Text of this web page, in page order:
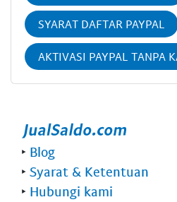
SYARAT DAFTAR PAYPAL
AKTIVASI PAYPAL TANPA
‣ Blog
‣ Syarat & Ketentuan
‣ Hubungi kami